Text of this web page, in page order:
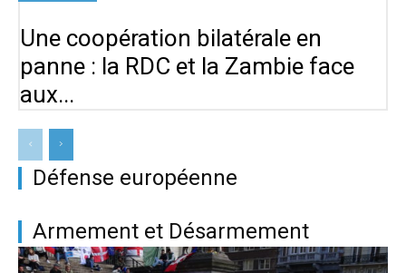
Une coopération bilatérale en
panne : la RDC et la Zambie face
aux...
Défense européenne
Armement et Désarmement